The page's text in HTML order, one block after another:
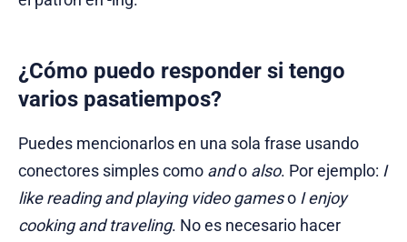
¿Cómo puedo responder si tengo
varios pasatiempos?
Puedes mencionarlos en una sola frase usando
conectores simples como ando also. Por ejemplo: I
like reading and playing video gameso I enjoy
cooking and traveling. No es necesario hacer